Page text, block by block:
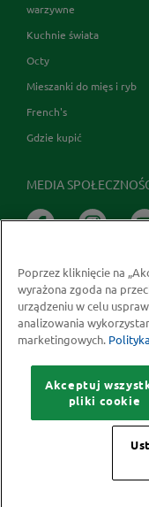
warzywne
Kuchnie świata
Octy
Mieszanki do mięs i ryb
French's
Gdzie kupić
MEDIA
Prawa autorskie
Informacje na temat
Polityka dotycząca
Poprzez kliknięcie na
wyrażona zgoda na
urządzeniu w celu
analizowania
marketingowych.
Akceptuj
pliki cookie